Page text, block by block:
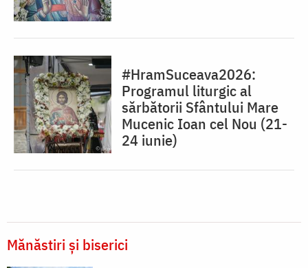
#HramSuceava2026:
Programul liturgic al
sărbătorii Sfântului Mare
Mucenic Ioan cel Nou (21-
24 iunie)
Mănăstiri și biserici